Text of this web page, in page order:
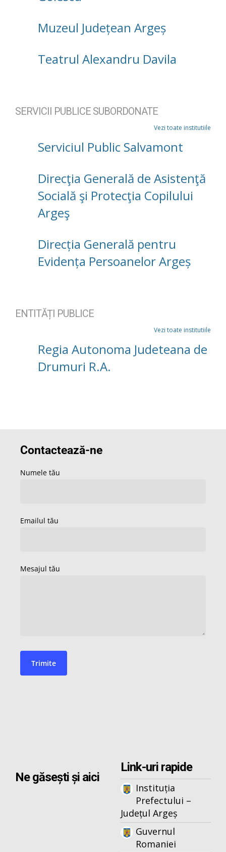
Muzeul Județean Argeș
Teatrul Alexandru Davila
SERVICII PUBLICE SUBORDONATE
Vezi toate institutiile
Serviciul Public Salvamont
Direcţia Generală de Asistenţă
Socială şi Protecţia Copilului
Argeş
Direcția Generală pentru
Evidența Persoanelor Argeș
ENTITĂȚI PUBLICE
Vezi toate institutiile
Regia Autonoma Judeteana de
Drumuri R.A.
Ne găsești și aici
Link-uri rapide
Instituția
Prefectului –
Județul Argeș
Guvernul
Romaniei